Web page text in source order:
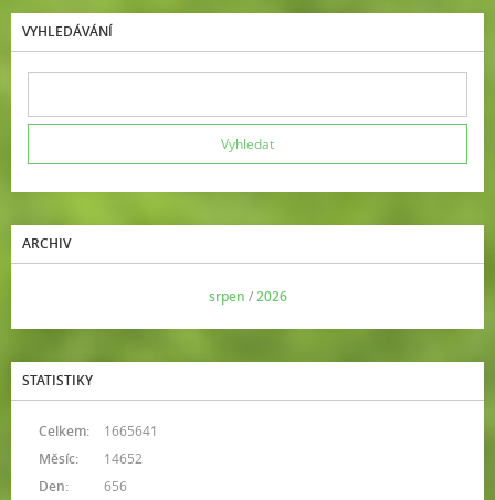
VYHLEDÁVÁNÍ
ARCHIV
srpen /2026
STATISTIKY
Celkem:
1665641
Měsíc:
14652
Den:
656